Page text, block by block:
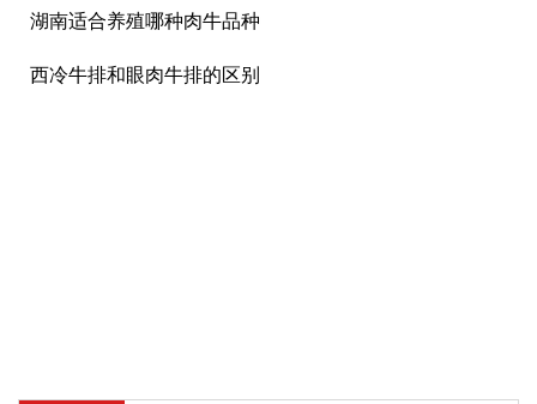
湖南适合养殖哪种肉牛品种
西冷牛排和眼肉牛排的区别